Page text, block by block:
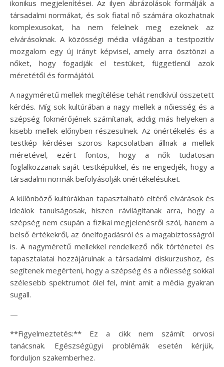
ikonikus megjelenítései. Az ilyen ábrázolások formálják a
társadalmi normákat, és sok fiatal nő számára okozhatnak
komplexusokat, ha nem felelnek meg ezeknek az
elvárásoknak. A közösségi média világában a testpozitív
mozgalom egy új irányt képvisel, amely arra ösztönzi a
nőket, hogy fogadják el testüket, függetlenül azok
méretétől és formájától.
A nagyméretű mellek megítélése tehát rendkívül összetett
kérdés. Míg sok kultúrában a nagy mellek a nőiesség és a
szépség fokmérőjének számítanak, addig más helyeken a
kisebb mellek előnyben részesülnek. Az önértékelés és a
testkép kérdései szoros kapcsolatban állnak a mellek
méretével, ezért fontos, hogy a nők tudatosan
foglalkozzanak saját testképükkel, és ne engedjék, hogy a
társadalmi normák befolyásolják önértékelésüket.
A különböző kultúrákban tapasztalható eltérő elvárások és
ideálok tanulságosak, hiszen rávilágítanak arra, hogy a
szépség nem csupán a fizikai megjelenésről szól, hanem a
belső értékekről, az önelfogadásról és a magabiztosságról
is. A nagyméretű mellekkel rendelkező nők történetei és
tapasztalatai hozzájárulnak a társadalmi diskurzushoz, és
segítenek megérteni, hogy a szépség és a nőiesség sokkal
szélesebb spektrumot ölel fel, mint amit a média gyakran
sugall.
—
**Figyelmeztetés:** Ez a cikk nem számít orvosi
tanácsnak. Egészségügyi problémák esetén kérjük,
forduljon szakemberhez.